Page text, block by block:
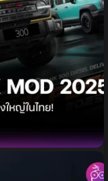
GWM
คัน เปิดเวที
TANK MOD